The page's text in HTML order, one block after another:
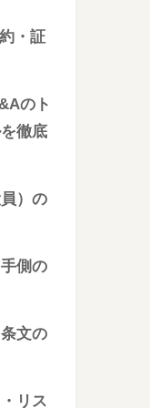
・証
のト
徹底
）の
側の
文の
リス